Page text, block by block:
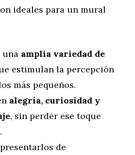
ideales para un mural
una amplia variedad de
estimulan la percepción
más pequeños.
alegría, curiosidad y
, sin perder ese toque
de